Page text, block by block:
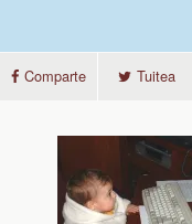
Comparte Tuitea